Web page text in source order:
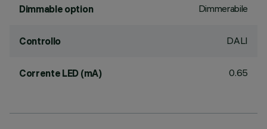
Dimmable option Dimmerabile
Controllo DALI
Corrente LED (mA) 0.65